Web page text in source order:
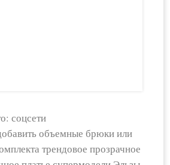
соцсети
объемные брюки или
трендовое прозрачное